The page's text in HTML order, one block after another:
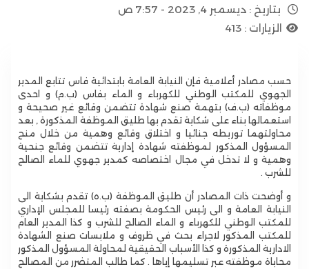
بتاريخ : ديسمبر 4, 2023 - 7:57 ص
الزيارات : 413
حسب مصادر أعلامية فإن النيابة العامة بابتدائية فاس تتابع المدير
الجهوي للمكتب الوطني للكهرباء و الماء بفاس (ب.م) و احدى
موظفاته (ب.ف) بتهمة صنع شهادة تتضمن وقائع غير صحيحة و
استعمالها بناء على شكاية تقدم بها طليق الموظفة المذكورة , بعد
محاولتهما توريطه جنائيا و اختلاق وقائع وهمية من خلال منح
المسؤول المذكور لموظفته شهادة إدارية تتضمن وقائع جنحية
وهمية و لا تدخل في مجال اختصاصه كمدير جهوي للماء الصالح
للشرب .
و أوضحت ذات المصادر أن طليق الموظفة (ب.ه) تقدم بشكاية الى
النيابة العامة و الى رئيس الحكومة بصفته رئيسا للمجلس الإداري
للمكتب الوطني للكهرباء و الماء الصالح للشرب و كذا المدير العام
للمكتب المذكور لاجراء بحث في ظروف و ملابسات صنع الشهادة
الادارية المذكورة و كذا الأسباب الحقيقية لمحاولة المسؤول المذكور
محاباة موظفته عبر تسليمها إياها . كما طالب المتضرر من المصالح